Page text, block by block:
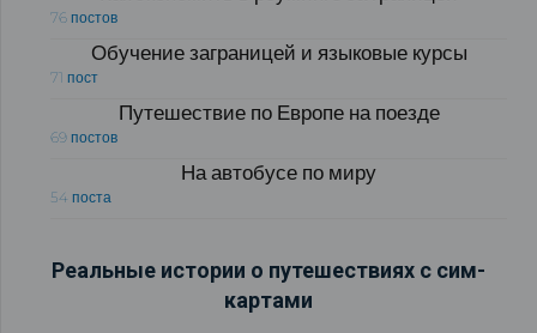
76 постов
Обучение заграницей и языковые курсы
71 пост
Путешествие по Европе на поезде
69 постов
На автобусе по миру
54 поста
Реальные истории о путешествиях с сим-
картами